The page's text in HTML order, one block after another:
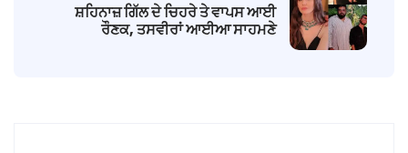
ਸ਼ਹਿਨਾਜ਼ ਗਿੱਲ ਦੇ ਚਿਹਰੇ ਤੇ ਵਾਪਸ ਆਈ
ਰੌਣਕ, ਤਸਵੀਰਾਂ ਆਈਆ ਸਾਹਮਣੇ